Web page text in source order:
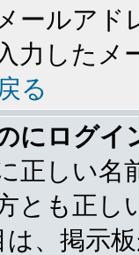
ールアド
力したメ
る
にログイ
正しい
とも正し
は、掲示